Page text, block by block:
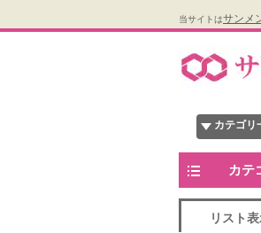
当サイトはサンメ
カテゴリ
カテ
リスト